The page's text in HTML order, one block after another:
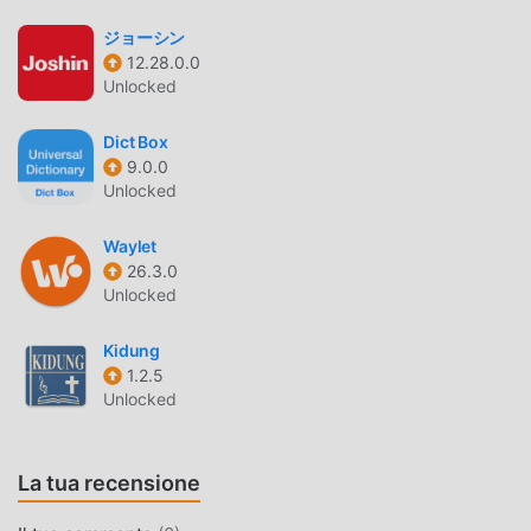
un'esperienza più ricca e funzioni più potenti. Devi solo
scaricare e installare Swedbank 7.86.0, puoi facilmente
provare tutte le funzioni ed è completamente gratuito!
Inoltre, moddroid supporta anche l'applicazione life per
consentire ai fan di scambiarsi esperienze, condividere la
felicità che incontrano nell'applicazione, cosa stai
MOD. UNICA
moddroid non solo fornisce l'originale Swedbank 7.86.0
completamente gratuito, ma allega anche la versione mod,
fornendoti le funzioni Free gratuitamente, puoi
sperimentare il livello più alto di Swedbank 7.86.0 con la
disponibile al 100%. Ora devi solo scaricare moddroid sul
ジョーシン
12.28.0.0
Unlocked
Dict Box
9.0.0
Unlocked
Waylet
26.3.0
Unlocked
Kidung
1.2.5
Unlocked
La tua recensione